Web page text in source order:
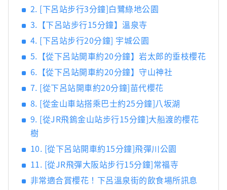
2. [下呂站步行3分鐘]白鷺綠地公園
3.【下呂站步行15分鐘】溫泉寺
4. [下呂站步行20分鐘] 宇城公園
5.【從下呂站開車約20分鐘】岩太郎的垂枝櫻花
6.【從下呂站開車約20分鐘】守山神社
7. [從下呂站開車約20分鐘]苗代櫻花
8. [從金山車站搭乘巴士約25分鐘]八坂湖
9. [從JR飛鎢金山站步行15分鐘]大船渡的櫻花
樹
10. [從下呂站開車約15分鐘]飛彈川公園
11. [從JR飛彈大阪站步行15分鐘]常福寺
非常適合賞櫻花！下呂溫泉街的飲食場所訊息